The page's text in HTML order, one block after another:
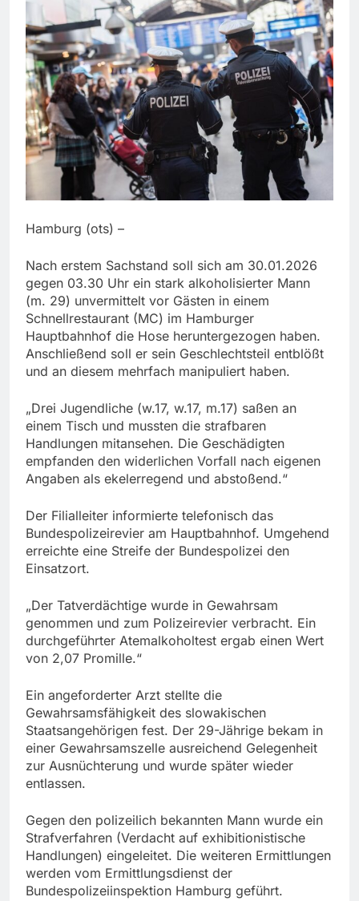
Hamburg (ots) –
Nach erstem Sachstand soll sich am 30.01.2026
gegen 03.30 Uhr ein stark alkoholisierter Mann
(m. 29) unvermittelt vor Gästen in einem
Schnellrestaurant (MC) im Hamburger
Hauptbahnhof die Hose heruntergezogen haben.
Anschließend soll er sein Geschlechtsteil entblößt
und an diesem mehrfach manipuliert haben.
„Drei Jugendliche (w.17, w.17, m.17) saßen an
einem Tisch und mussten die strafbaren
Handlungen mitansehen. Die Geschädigten
empfanden den widerlichen Vorfall nach eigenen
Angaben als ekelerregend und abstoßend.“
Der Filialleiter informierte telefonisch das
Bundespolizeirevier am Hauptbahnhof. Umgehend
erreichte eine Streife der Bundespolizei den
Einsatzort.
„Der Tatverdächtige wurde in Gewahrsam
genommen und zum Polizeirevier verbracht. Ein
durchgeführter Atemalkoholtest ergab einen Wert
von 2,07 Promille.“
Ein angeforderter Arzt stellte die
Gewahrsamsfähigkeit des slowakischen
Staatsangehörigen fest. Der 29-Jährige bekam in
einer Gewahrsamszelle ausreichend Gelegenheit
zur Ausnüchterung und wurde später wieder
entlassen.
Gegen den polizeilich bekannten Mann wurde ein
Strafverfahren (Verdacht auf exhibitionistische
Handlungen) eingeleitet. Die weiteren Ermittlungen
werden vom Ermittlungsdienst der
Bundespolizeiinspektion Hamburg geführt.